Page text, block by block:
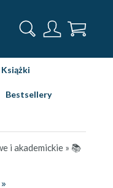
Książki
Bestsellery
i akademickie » 📚